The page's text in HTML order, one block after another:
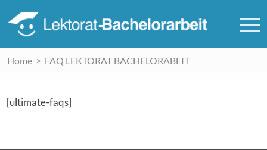
Home > FAQ LEKTORAT BACHELORABEIT
[ultimate-faqs]